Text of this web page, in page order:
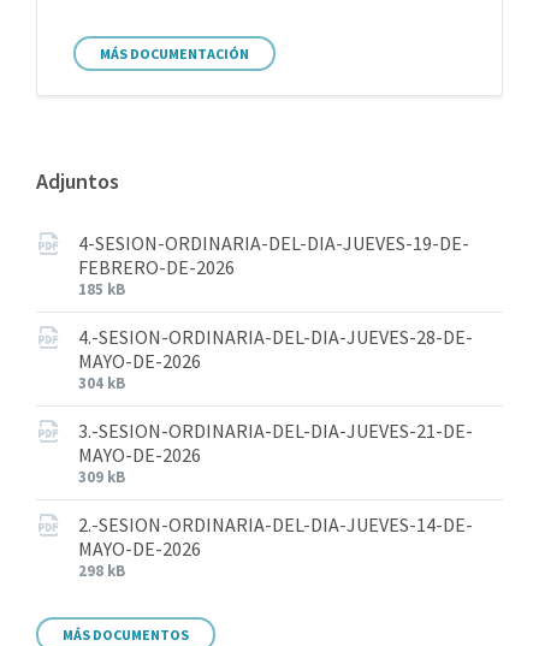
MÁS DOCUMENTACIÓN
Adjuntos
4-SESION-ORDINARIA-DEL-DIA-JUEVES-19-DE-
FEBRERO-DE-2026
185 kB
4.-SESION-ORDINARIA-DEL-DIA-JUEVES-28-DE-
MAYO-DE-2026
304 kB
3.-SESION-ORDINARIA-DEL-DIA-JUEVES-21-DE-
MAYO-DE-2026
309 kB
2.-SESION-ORDINARIA-DEL-DIA-JUEVES-14-DE-
MAYO-DE-2026
298 kB
MÁS DOCUMENTOS